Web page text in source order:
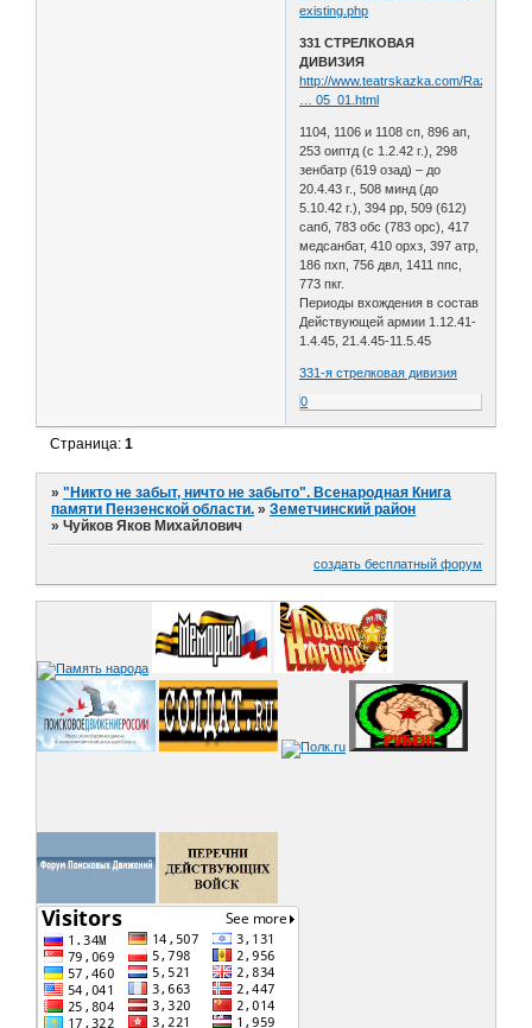
existing.php
331 СТРЕЛКОВАЯ
ДИВИЗИЯ
http://www.teatrskazka.com/Raznoe/
… 05_01.html
1104, 1106 и 1108 сп, 896 ап,
253 оиптд (с 1.2.42 г.), 298
зенбатр (619 озад) – до
20.4.43 г., 508 минд (до
5.10.42 г.), 394 рр, 509 (612)
сапб, 783 обс (783 орс), 417
медсанбат, 410 орхз, 397 атр,
186 пхп, 756 двл, 1411 ппс,
773 пкг.
Периоды вхождения в состав
Действующей армии 1.12.41-
1.4.45, 21.4.45-11.5.45
331-я стрелковая дивизия
0
Страница:1
»"Никто не забыт, ничто не забыто". Всенародная Книга
памяти Пензенской области. »Земетчинский район
»Чуйков Яков Михайлович
создать бесплатный форум